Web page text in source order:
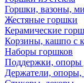
Горшки, вазоны,
Жестяные горшки
Керамические
Корзины, кашпо с
Наборы горшков
Поддержки, опоры
Держатели, опоры,